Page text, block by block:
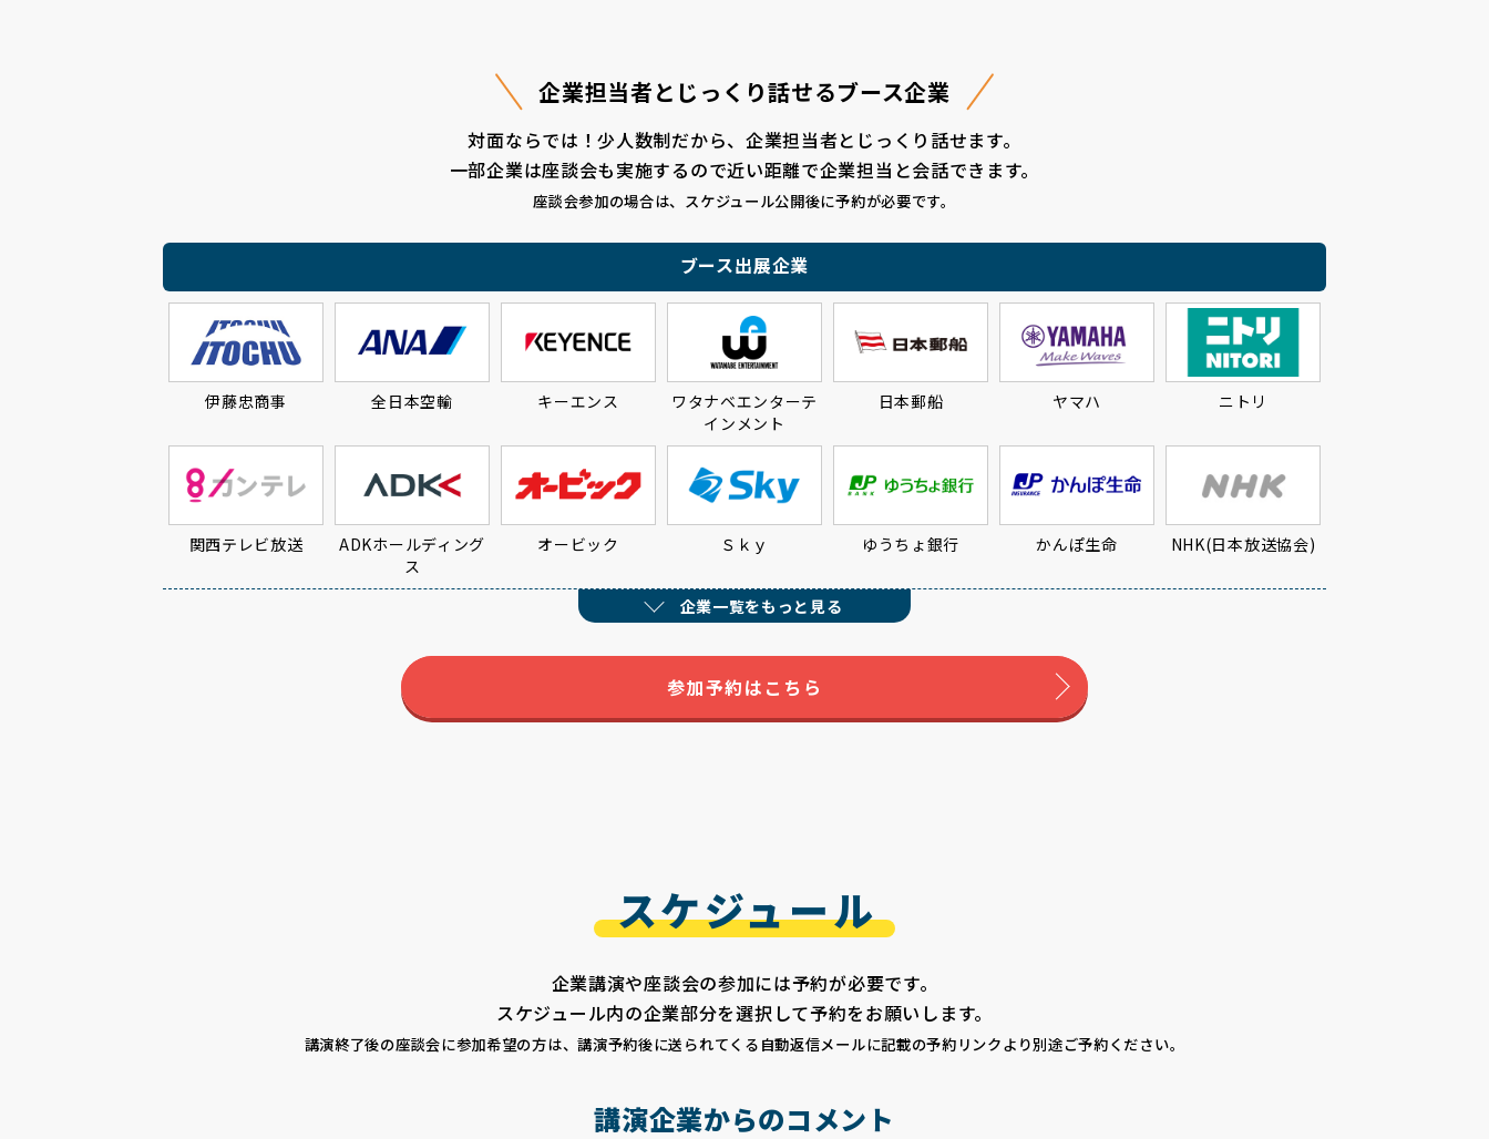
企業担当者と じっくり話せるブース企業
対面ならでは！少人数制だから、企業担当者とじっくり話せます。
一部企業は座談会も実施するので近い距離で企業担当と会話できます。
座談会参加の場合は、スケジュール公開後に予約が必要です。
ブース出展企業
伊藤忠商事 全日本空輸 キーエンス
ワタナベエンターテ
インメント
日本郵船 ヤマハ ニトリ
関西テレビ放送
ADKホールディング
ス
オービック Ｓｋｙ ゆうちょ銀行 かんぽ生命 NHK(日本放送協会)
企業一覧をもっと見る
参加予約はこちら
スケジュール
企業講演や座談会の参加には予約が必要です。
スケジュール内の企業部分を選択して予約をお願いします。
講演終了後の座談会に参加希望の方は、講演予約後に送られてくる自動返信メールに記載の予約リンクより別途ご予約ください。
講演企業からのコメント